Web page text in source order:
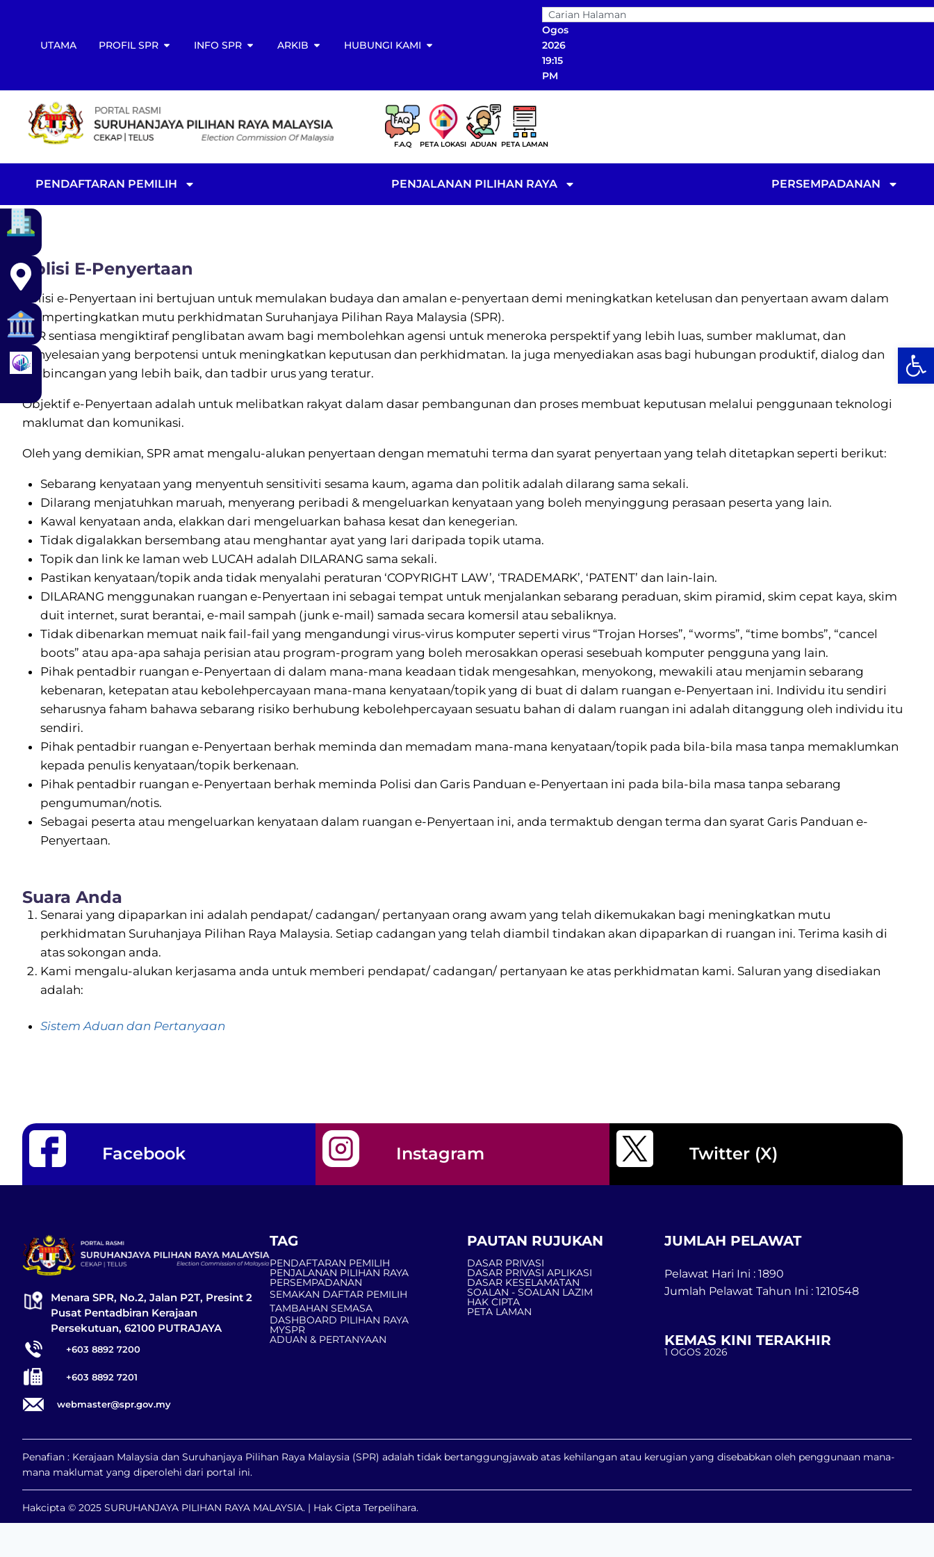
UTAMA PROFIL SPR INFO SPR ARKIB HUBUNGI KAMI
08
Ogos
2026
19:15
PM
F.A.Q PETA LOKASI ADUAN PETA LAMAN
PENDAFTARAN PEMILIH PENJALANAN PILIHAN RAYA PERSEMPADANAN
Polisi E-Penyertaan
Polisi e-Penyertaan ini bertujuan untuk memulakan budaya dan amalan e-penyertaan demi meningkatkan ketelusan dan penyertaan awam dalam
mempertingkatkan mutu perkhidmatan Suruhanjaya Pilihan Raya Malaysia (SPR).
SPR sentiasa mengiktiraf penglibatan awam bagi membolehkan agensi untuk meneroka perspektif yang lebih luas, sumber maklumat, dan
penyelesaian yang berpotensi untuk meningkatkan keputusan dan perkhidmatan. Ia juga menyediakan asas bagi hubungan produktif, dialog dan
perbincangan yang lebih baik, dan tadbir urus yang teratur.
Objektif e-Penyertaan adalah untuk melibatkan rakyat dalam dasar pembangunan dan proses membuat keputusan melalui penggunaan teknologi
maklumat dan komunikasi.
Oleh yang demikian, SPR amat mengalu-alukan penyertaan dengan mematuhi terma dan syarat penyertaan yang telah ditetapkan seperti berikut:
Sebarang kenyataan yang menyentuh sensitiviti sesama kaum, agama dan politik adalah dilarang sama sekali.
Dilarang menjatuhkan maruah, menyerang peribadi & mengeluarkan kenyataan yang boleh menyinggung perasaan peserta yang lain.
Kawal kenyataan anda, elakkan dari mengeluarkan bahasa kesat dan kenegerian.
Tidak digalakkan bersembang atau menghantar ayat yang lari daripada topik utama.
Topik dan link ke laman web LUCAH adalah DILARANG sama sekali.
Pastikan kenyataan/topik anda tidak menyalahi peraturan ‘COPYRIGHT LAW’, ‘TRADEMARK’, ‘PATENT’ dan lain-lain.
DILARANG menggunakan ruangan e-Penyertaan ini sebagai tempat untuk menjalankan sebarang peraduan, skim piramid, skim cepat kaya, skim
duit internet, surat berantai, e-mail sampah (junk e-mail) samada secara komersil atau sebaliknya.
Tidak dibenarkan memuat naik fail-fail yang mengandungi virus-virus komputer seperti virus “Trojan Horses”, “worms”, “time bombs”, “cancel
boots” atau apa-apa sahaja perisian atau program-program yang boleh merosakkan operasi sesebuah komputer pengguna yang lain.
Pihak pentadbir ruangan e-Penyertaan di dalam mana-mana keadaan tidak mengesahkan, menyokong, mewakili atau menjamin sebarang
kebenaran, ketepatan atau kebolehpercayaan mana-mana kenyataan/topik yang di buat di dalam ruangan e-Penyertaan ini. Individu itu sendiri
seharusnya faham bahawa sebarang risiko berhubung kebolehpercayaan sesuatu bahan di dalam ruangan ini adalah ditanggung oleh individu itu
sendiri.
Pihak pentadbir ruangan e-Penyertaan berhak meminda dan memadam mana-mana kenyataan/topik pada bila-bila masa tanpa memaklumkan
kepada penulis kenyataan/topik berkenaan.
Pihak pentadbir ruangan e-Penyertaan berhak meminda Polisi dan Garis Panduan e-Penyertaan ini pada bila-bila masa tanpa sebarang
pengumuman/notis.
Sebagai peserta atau mengeluarkan kenyataan dalam ruangan e-Penyertaan ini, anda termaktub dengan terma dan syarat Garis Panduan e-
Penyertaan.
Suara Anda
Senarai yang dipaparkan ini adalah pendapat/ cadangan/ pertanyaan orang awam yang telah dikemukakan bagi meningkatkan mutu
perkhidmatan Suruhanjaya Pilihan Raya Malaysia. Setiap cadangan yang telah diambil tindakan akan dipaparkan di ruangan ini. Terima kasih di
atas sokongan anda.
Kami mengalu-alukan kerjasama anda untuk memberi pendapat/ cadangan/ pertanyaan ke atas perkhidmatan kami. Saluran yang disediakan
adalah:
Sistem Aduan dan Pertanyaan
Facebook Instagram Twitter (X)
Menara SPR, No.2, Jalan P2T, Presint 2
Pusat Pentadbiran Kerajaan
Persekutuan, 62100 PUTRAJAYA
+603 8892 7200
+603 8892 7201
webmaster@spr.gov.my
TAG
PENDAFTARAN PEMILIH
PENJALANAN PILIHAN RAYA
PERSEMPADANAN
SEMAKAN DAFTAR PEMILIH
TAMBAHAN SEMASA
DASHBOARD PILIHAN RAYA
MYSPR
ADUAN & PERTANYAAN
PAUTAN RUJUKAN
DASAR PRIVASI
DASAR PRIVASI APLIKASI
DASAR KESELAMATAN
SOALAN - SOALAN LAZIM
HAK CIPTA
PETA LAMAN
JUMLAH PELAWAT
Pelawat Hari Ini : 1890
Jumlah Pelawat Tahun Ini : 1210548
KEMAS KINI TERAKHIR
1 OGOS 2026
Penafian : Kerajaan Malaysia dan Suruhanjaya Pilihan Raya Malaysia (SPR) adalah tidak bertanggungjawab atas kehilangan atau kerugian yang disebabkan oleh penggunaan mana-
mana maklumat yang diperolehi dari portal ini.
Hakcipta © 2025 SURUHANJAYA PILIHAN RAYA MALAYSIA. | Hak Cipta Terpelihara.